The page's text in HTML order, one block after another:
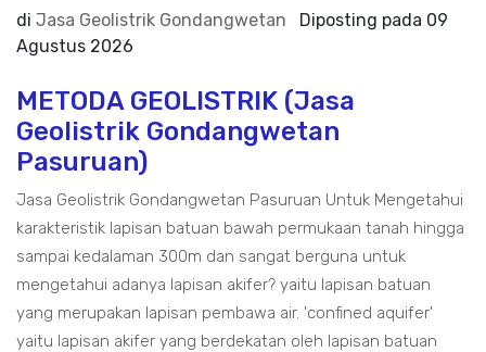
di Jasa Geolistrik Gondangwetan Diposting pada 09
Agustus 2026
METODA GEOLISTRIK (Jasa
Geolistrik Gondangwetan
Pasuruan)
Jasa Geolistrik Gondangwetan Pasuruan Untuk Mengetahui
karakteristik lapisan batuan bawah permukaan tanah hingga
sampai kedalaman 300m dan sangat berguna untuk
mengetahui adanya lapisan akifer? yaitu lapisan batuan
yang merupakan lapisan pembawa air. 'confined aquifer'
yaitu lapisan akifer yang berdekatan oleh lapisan batuan